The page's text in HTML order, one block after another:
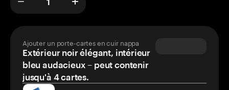
Ajouter un porte-cartes en cuir nappa
Extérieur noir élégant, intérieur
bleu audacieux – peut contenir
jusqu'à 4 cartes.